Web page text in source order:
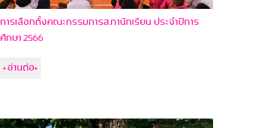
การเลือกตั้งคณะกรรมการสภานักเรียน ประจำปีการ
ศึกษา 2566
+อ่านต่อ+